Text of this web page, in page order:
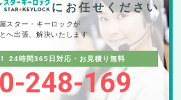
にお任せください
スター・キーロックが
へ出張、解決いたします
24時間365日対応・お見積り無料
248-169